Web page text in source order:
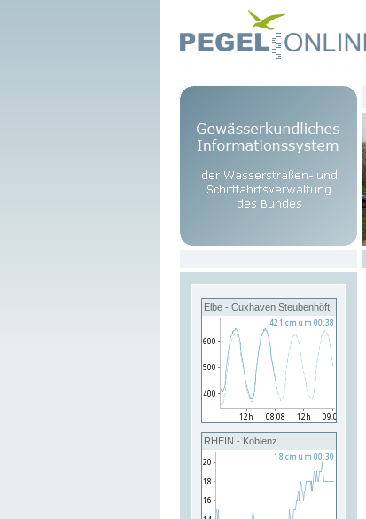
Elbe - Cuxhaven Steubenhöft
RHEIN - Koblenz